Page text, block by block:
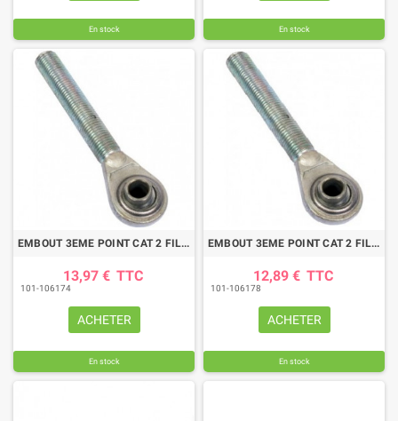
En stock En stock
EMBOUT 3EME POINT CAT 2 FILETA GE 27X300A DROITE
13,97 € TTC
101-106174
ACHETER
En stock
EMBOUT 3EME POINT CAT 2 FILETA GE 27X300A GAUCHE
12,89 € TTC
101-106178
ACHETER
En stock